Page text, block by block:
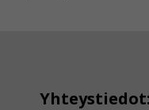
Yhteystiedot: